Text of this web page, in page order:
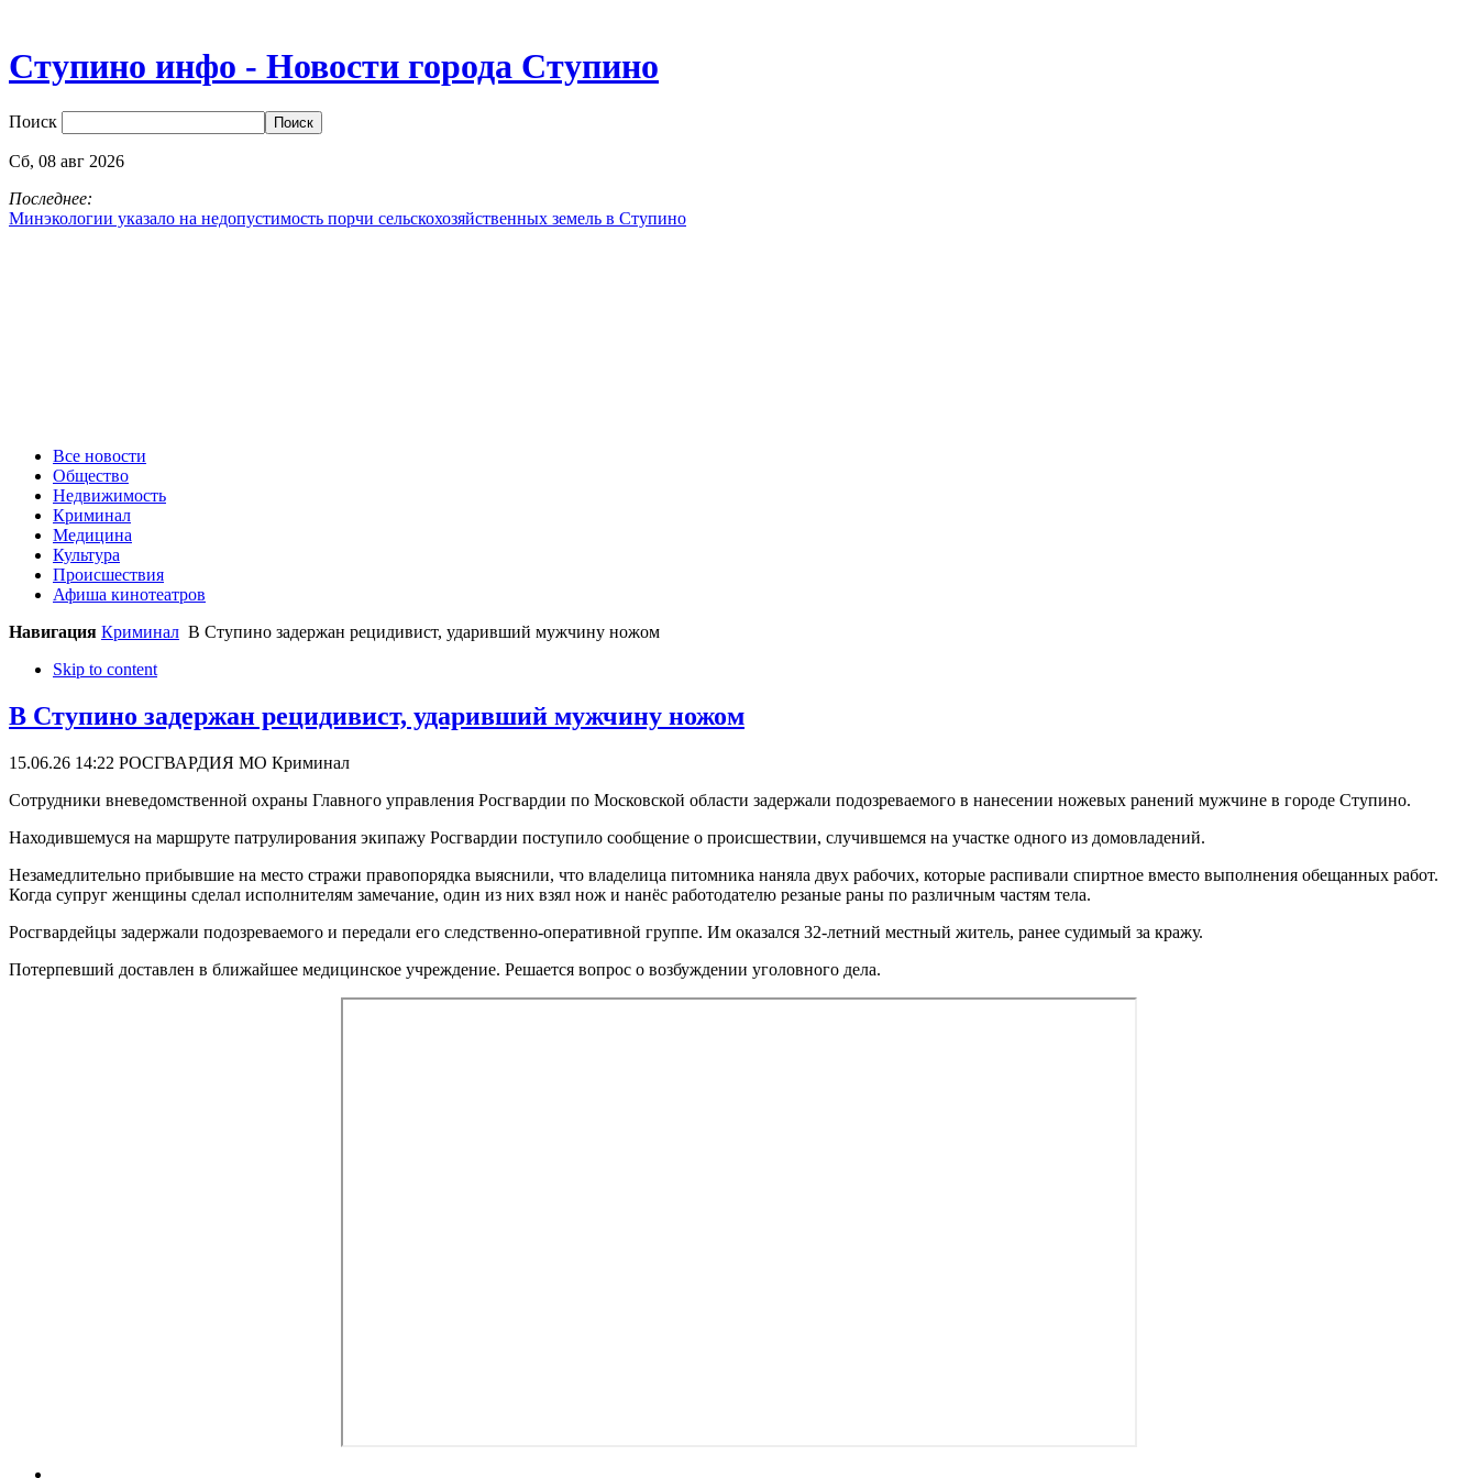
Ступино инфо - Новости города Ступино
Поиск
Сб, 08 авг 2026
Последнее:
Минэкологии указало на недопустимость порчи сельскохозяйственных земель в Ступино
Все новости
Общество
Недвижимость
Криминал
Медицина
Культура
Происшествия
Афиша кинотеатров
Навигация Криминал В Ступино задержан рецидивист, ударивший мужчину ножом
Skip to content
В Ступино задержан рецидивист, ударивший мужчину ножом
15.06.26 14:22 РОСГВАРДИЯ МО Криминал
Сотрудники вневедомственной охраны Главного управления Росгвардии по Московской области задержали подозреваемого в нанесении ножевых ранений мужчине в городе Ступино.
Находившемуся на маршруте патрулирования экипажу Росгвардии поступило сообщение о происшествии, случившемся на участке одного из домовладений.
Незамедлительно прибывшие на место стражи правопорядка выяснили, что владелица питомника наняла двух рабочих, которые распивали спиртное вместо выполнения обещанных работ.
Когда супруг женщины сделал исполнителям замечание, один из них взял нож и нанёс работодателю резаные раны по различным частям тела.
Росгвардейцы задержали подозреваемого и передали его следственно-оперативной группе. Им оказался 32-летний местный житель, ранее судимый за кражу.
Потерпевший доставлен в ближайшее медицинское учреждение. Решается вопрос о возбуждении уголовного дела.